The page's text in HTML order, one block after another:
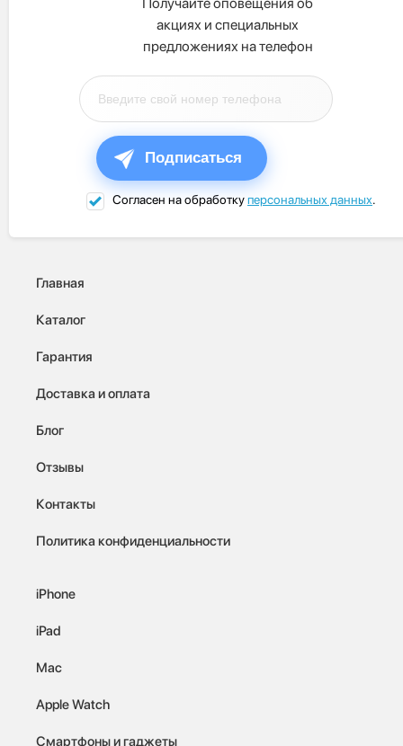
акциях и специальных
предложениях на телефон
Подписаться
Согласен на обработкуперсональных данных.
Главная
Каталог
Гарантия
Доставка и оплата
Блог
Отзывы
Контакты
Политика конфиденциальности
iPhone
iPad
Mac
Apple Watch
Смартфоны и гаджеты